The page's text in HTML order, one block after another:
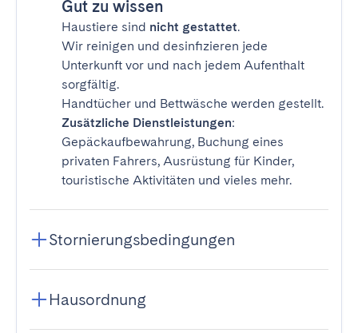
Gut zu wissen
Haustiere sind nicht gestattet.
Wir reinigen und desinfizieren jede
Unterkunft vor und nach jedem Aufenthalt
sorgfältig.
Handtücher und Bettwäsche werden gestellt.
Zusätzliche Dienstleistungen:
Gepäckaufbewahrung, Buchung eines
privaten Fahrers, Ausrüstung für Kinder,
touristische Aktivitäten und vieles mehr.
Stornierungsbedingungen
Hausordnung